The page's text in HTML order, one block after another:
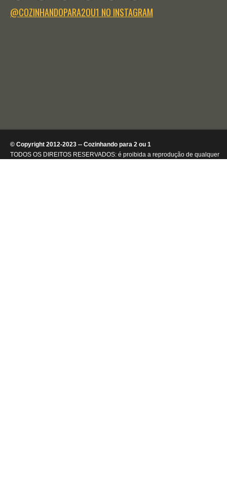
@COZINHANDOPARA2OU1 NO INSTAGRAM
© Copyright 2012-2023 -- Cozinhando para 2 ou 1
TODOS OS DIREITOS RESERVADOS: é proibida a reprodução de qualquer